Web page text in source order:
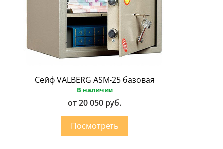
Сейф VALBERG ASM-25 базовая
В наличии
от 20 050 руб.